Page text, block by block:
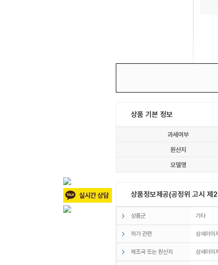
상품 기본 정보
과세여부
원산지
모델명
상품정보제공(공정위 고시
상품군 기타
허가 관련 상세이미
제조국 또는 원산지 상세이미